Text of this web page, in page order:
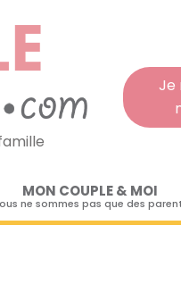
Je
MON COUPLE & MOI
ne sommes pas que des